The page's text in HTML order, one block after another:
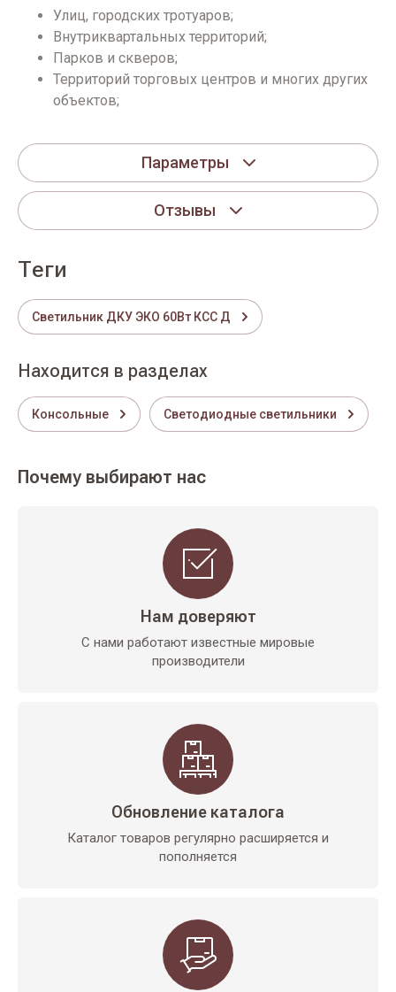
Улиц, городских тротуаров;
Внутриквартальных территорий;
Парков и скверов;
Территорий торговых центров и многих других
объектов;
Параметры
Отзывы
теги
Светильник ДКУ ЭКО 60Вт КСС Д
Находится в разделах
Консольные Светодиодные светильники
Почему выбирают нас
Нам доверяют
С нами работают известные мировые
производители
Обновление каталога
Каталог товаров регулярно расширяется и
пополняется